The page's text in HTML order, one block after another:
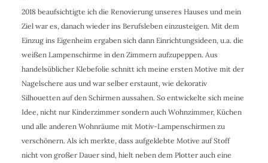
2018 beaufsichtigte ich die Renovierung unseres Hauses und mein
Ziel war es, danach wieder ins Berufsleben einzusteigen. Mit dem
Einzug ins Eigenheim ergaben sich dann Einrichtungsideen, u.a. die
weißen Lampenschirme in den Zimmern aufzupeppen. Aus
handelsüblicher Klebefolie schnitt ich meine ersten Motive mit der
Nagelschere aus und war selber erstaunt, wie dekorativ
Silhouetten auf den Schirmen aussahen. So entwickelte sich meine
Idee, nicht nur Kinderzimmer sondern auch Wohnzimmer, Küchen
und alle anderen Wohnräume mit Motiv-Lampenschirmen zu
verschönern. Als ich merkte, dass aufgeklebte Motive auf Stoff
nicht von großer Dauer sind, hielt neben dem Plotter auch eine